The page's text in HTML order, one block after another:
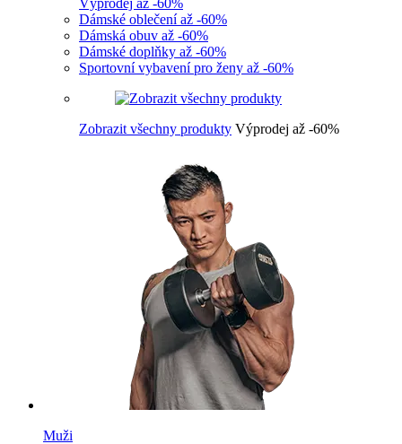
Výprodej až -60%
Dámské oblečení až -60%
Dámská obuv až -60%
Dámské doplňky až -60%
Sportovní vybavení pro ženy až -60%
Zobrazit všechny produkty Výprodej až -60%
Muži